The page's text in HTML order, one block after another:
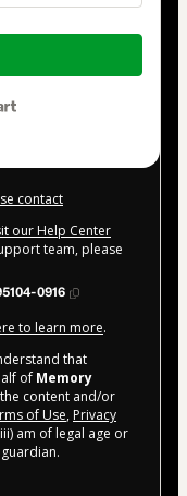
contact
our Help Center
team, please
0916
to learn more.
that
of Memory
content and/or
of Use, Privacy
am of legal age or